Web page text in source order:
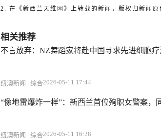
2. 在《新西兰天维网》上转载的新闻，版权归新闻
相关推荐
不言放弃：NZ舞蹈家将赴中国寻求先进细胞
纽澳新闻 | 综合2026-05-11 17:44
“像地雷爆炸一样”：新西兰首位殉职女警案，
纽澳新闻 | 综合2026-05-11 16:28